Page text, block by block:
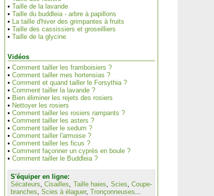
• Taille de la lavande
• Taille du buddleia - arbre à papillons
• La taille d'hiver des grimpantes à fruits
• Taille des cassissiers et groseilliers
• Taille de la glycine
Vidéos
• Comment tailler les framboisiers ?
• Comment tailler mes hortensias ?
• Comment et quand tailler le Forsythia ?
• Comment tailler la lavande ?
• Bien éliminer les rejets des rosiers
• Nettoyer les rosiers
• Comment tailler les rosiers rampants ?
• Comment tailler les asters ?
• Comment tailler le sedum ?
• Comment tailler l'armoise ?
• Comment tailler les ficus ?
• Comment façonner un cyprès en boule ?
• Comment tailler le Buddleia ?
S'équiper en ligne:
Sécateurs,Cisailles, Taille haies, Scies,Coupe-
branches, Scies à élaguer, Tronçonneuses...